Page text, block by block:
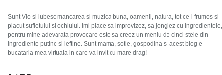
Sunt Vio si iubesc mancarea si muzica buna, oamenii, natura, tot ce-i frumos si
placut sufletului si ochiului. Imi place sa improvizez, sa jonglez cu ingredientele,
pentru mine adevarata provocare este sa creez un meniu de cinci stele din
ingrediente putine si ieftine. Sunt mama, sotie, gospodina si acest blog e
bucataria mea virtuala in care va invit cu mare drag!